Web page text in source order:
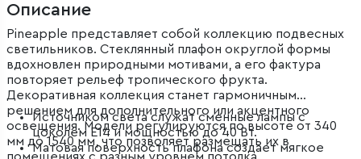
Описание
Pineapple представляет собой коллекцию подвесных
светильников. Стеклянный плафон округлой формы
вдохновлен природными мотивами, а его фактура
повторяет рельеф тропического фрукта.
Декоративная коллекция станет гармоничным
решением для дополнительного или акцентного
освещения. Модели регулируются по высоте от 340
мм до 1540 мм, что позволяет размещать их в
Источником света служат сменные лампы с
цоколем Е14 и мощностью до 40 Вт.
Матовая поверхность плафона создает мягкое